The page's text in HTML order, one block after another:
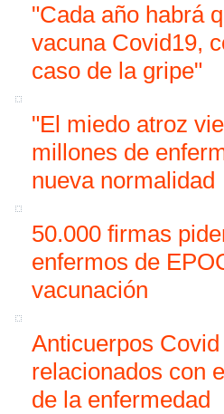
"Cada año habrá
vacuna Covid19,
caso de la gripe"
"El miedo atroz
millones de
nueva normalidad
50.000 firmas
enfermos de
vacunación
Anticuerpos
relacionados con
de la enfermedad